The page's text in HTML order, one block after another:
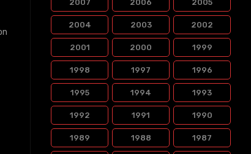
2007 2006 2005
2004 2003 2002
2001 2000 1999
1998 1997 1996
1995 1994 1993
1992 1991 1990
1989 1988 1987